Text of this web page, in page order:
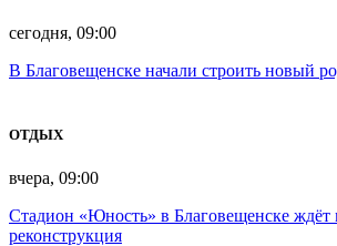
сегодня, 09:00
В Благовещенске начали строить новый
ОТДЫХ
вчера, 09:00
Стадион «Юность» в Благовещенске ждёт
реконструкция